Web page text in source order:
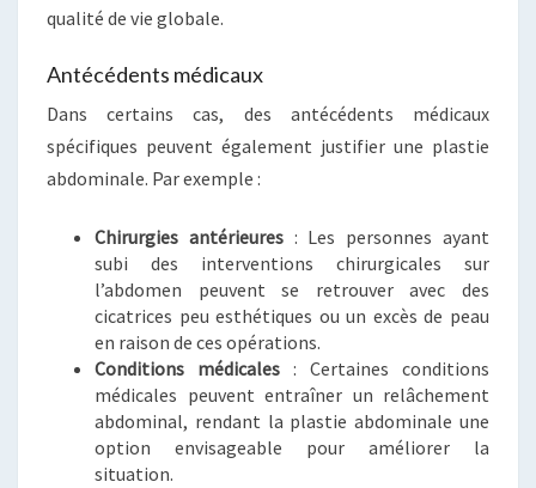
qualité de vie globale.
Antécédents médicaux
Dans certains cas, des antécédents médicaux
spécifiques peuvent également justifier une plastie
abdominale. Par exemple :
Chirurgies antérieures: Les personnes ayant
subi des interventions chirurgicales sur
l’abdomen peuvent se retrouver avec des
cicatrices peu esthétiques ou un excès de peau
en raison de ces opérations.
Conditions médicales : Certaines conditions
médicales peuvent entraîner un relâchement
abdominal, rendant la plastie abdominale une
option envisageable pour améliorer la
situation.